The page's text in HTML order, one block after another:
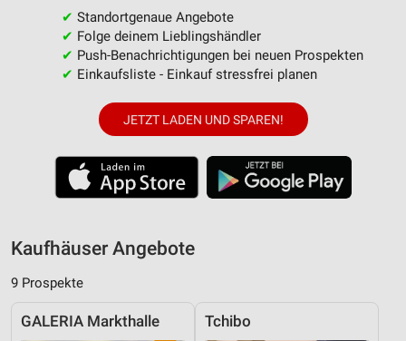
✔ Standortgenaue Angebote
✔ Folge deinem Lieblingshändler
✔ Push-Benachrichtigungen bei neuen Prospekten
✔ Einkaufsliste - Einkauf stressfrei planen
JETZT LADEN UND SPAREN!
Kaufhäuser Angebote
9 Prospekte
GALERIA Markthalle Tchibo